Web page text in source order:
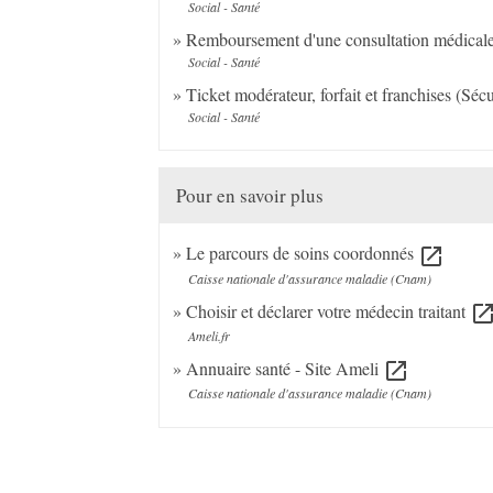
Social - Santé
Remboursement d'une consultation
Social - Santé
Ticket modérateur, forfait et franchises
Social - Santé
Pour en savoir plus
Le parcours de soins coordonnés open_in_new
Caisse nationale d'assurance maladie (Cnam)
Choisir et déclarer votre médecin traitant
Ameli.fr
Annuaire santé - Site Ameli open_in_new
Caisse nationale d'assurance maladie (Cnam)